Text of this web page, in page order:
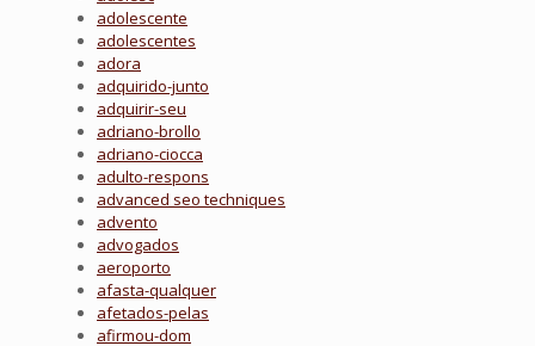
adolescente
adolescentes
adora
adquirido-junto
adquirir-seu
adriano-brollo
adriano-ciocca
adulto-respons
advanced seo techniques
advento
advogados
aeroporto
afasta-qualquer
afetados-pelas
afirmou-dom